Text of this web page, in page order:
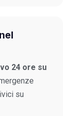
24 ore su
su